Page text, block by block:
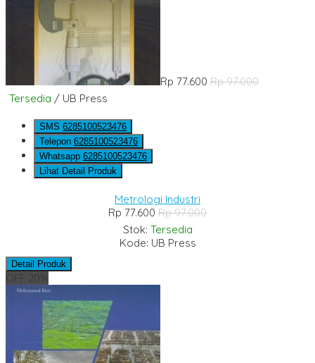
Rp 77.600 Rp 97.000
Tersedia / UB Press
SMS 6285100523476
Telepon 6285100523476
Whatsapp 6285100523476
Lihat Detail Produk
Metrologi Industri
Rp 77.600 Rp 97.000
Stok: Tersedia
Kode: UB Press
Detail Produk
OFF 20%